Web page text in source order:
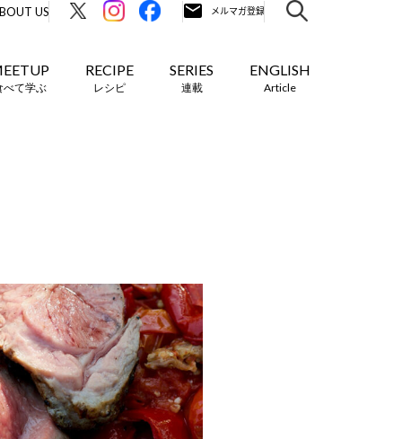
US
べて学ぶ
RECIPE
レシピ
SERIES
連載
ENGLISH
Article